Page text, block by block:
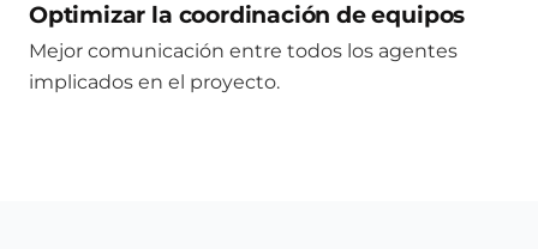
Optimizar la coordinación de equipos
Mejor comunicación entre todos los agentes
implicados en el proyecto.